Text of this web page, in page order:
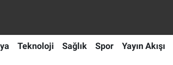
Teknoloji Sağlık Spor Yayın Akışı